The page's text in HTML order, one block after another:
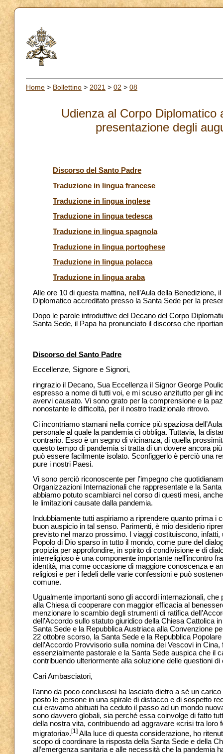
Home > Bollettino > 2021 > 02 > 08
Udienza al Corpo
presentazione degli
Discorso del Santo Padre
Traduzione in lingua francese
Traduzione in lingua inglese
Traduzione in lingua tedesca
Traduzione in lingua spagnola
Traduzione in lingua portoghese
Traduzione in lingua polacca
Traduzione in lingua araba
Alle ore 10 di questa mattina, nell’Aula della
Diplomatico accreditato presso la Santa Sede per la
Dopo le parole introduttive del Decano del Corpo
Santa Sede, il Papa ha pronunciato il discorso che
Discorso del Santo Padre
Eccellenze, Signore e Signori,
ringrazio il Decano, Sua Eccellenza il Signor George
espresso a nome di tutti voi, e mi scuso anzitutto per gli
avervi causato. Vi sono grato per la comprensione e la
nonostante le difficoltà, per il nostro tradizionale ritrovo.
Ci incontriamo stamani nella cornice più spaziosa
personale al quale la pandemia ci obbliga. Tuttavia, la
contrario. Esso è un segno di vicinanza, di quella
questo tempo di pandemia si tratta di un dovere ancora
può essere facilmente isolato. Sconfiggerlo è perciò una
pure i nostri Paesi.
Vi sono perciò riconoscente per l’impegno che
Organizzazioni Internazionali che rappresentate e la
abbiamo potuto scambiarci nel corso di questi mesi,
le limitazioni causate dalla pandemia.
Indubbiamente tutti aspiriamo a riprendere quanto prima
buon auspicio in tal senso. Parimenti, è mio desiderio
previsto nel marzo prossimo. I viaggi costituiscono,
Popolo di Dio sparso in tutto il mondo, come pure del
propizia per approfondire, in spirito di condivisione e di
interreligioso è una componente importante nell’incontro
identità, ma come occasione di maggiore conoscenza e
religiosi e per i fedeli delle varie confessioni e può
comune.
Ugualmente importanti sono gli accordi internazionali,
alla Chiesa di cooperare con maggior efficacia al
menzionare lo scambio degli strumenti di ratifica
dell’Accordo sullo statuto giuridico della Chiesa Cattolica
Santa Sede e la Repubblica Austriaca alla Convenzione
22 ottobre scorso, la Santa Sede e la Repubblica
dell’Accordo Provvisorio sulla nomina dei Vescovi in
essenzialmente pastorale e la Santa Sede auspica che il
contribuendo ulteriormente alla soluzione delle questioni
Cari Ambasciatori,
l’anno da poco conclusosi ha lasciato dietro a sé un
posto le persone in una spirale di distacco e di sospetto
cui eravamo abituati ha ceduto il passo ad un mondo
sono davvero globali, sia perché essa coinvolge di fatto
della nostra vita, contribuendo ad aggravare «crisi tra
migratoria».[1] Alla luce di questa considerazione, ho
scopo di coordinare la risposta della Santa Sede e della
all’emergenza sanitaria e alle necessità che la pandemia